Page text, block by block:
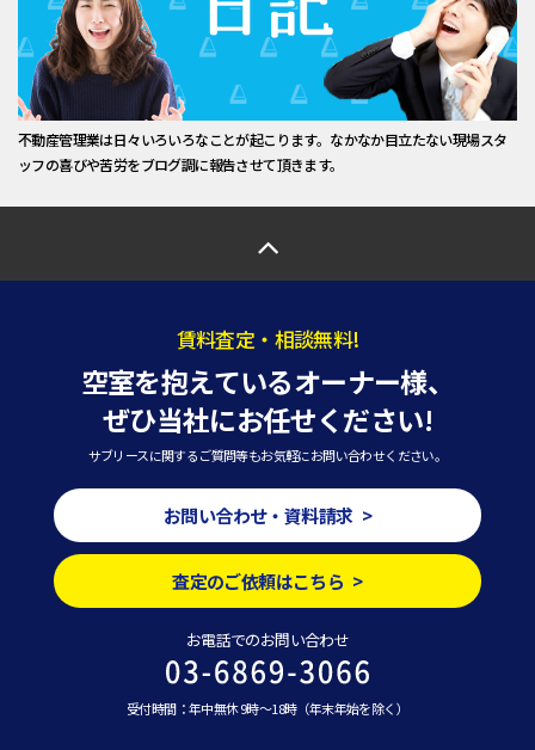
不動産管理業は日々いろいろなことが起こります。なかなか目立たない現場スタ
ッフの喜びや苦労をブログ調に報告させて頂きます。
賃料査定・相談無料!
空室を抱えているオーナー様、
ぜひ当社にお任せください!
サブリースに関するご質問等もお気軽にお問い合わせください。
お問い合わせ・資料請求 >
査定のご依頼はこちら >
お電話でのお問い合わせ
受付時間：年中無休 9時～18時（年末年始を除く）